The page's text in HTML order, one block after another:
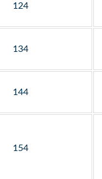
124
134
144
154